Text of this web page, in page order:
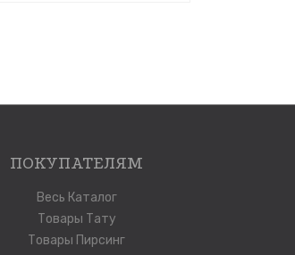
ПОКУПАТЕЛЯМ
Весь Каталог
Товары Тату
Товары Пирсинг